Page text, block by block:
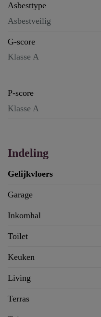
Asbesttype
Asbestveilig
G-score
Klasse A
P-score
Klasse A
Indeling
Gelijkvloers
Garage
Inkomhal
Toilet
Keuken
Living
Terras